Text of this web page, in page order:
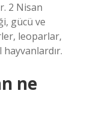
2 Nisan
gücü ve
leoparlar,
ne